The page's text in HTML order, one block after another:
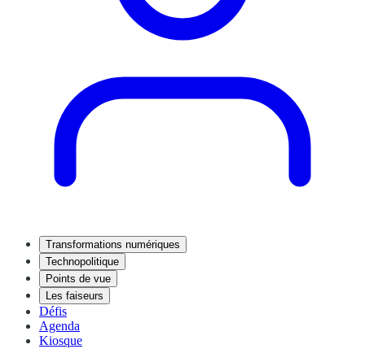
Transformations numériques
Technopolitique
Points de vue
Les faiseurs
Défis
Agenda
Kiosque